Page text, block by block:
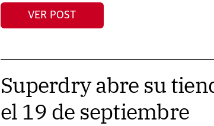
VER POST
Superdry abre su
el 19 de septiembre